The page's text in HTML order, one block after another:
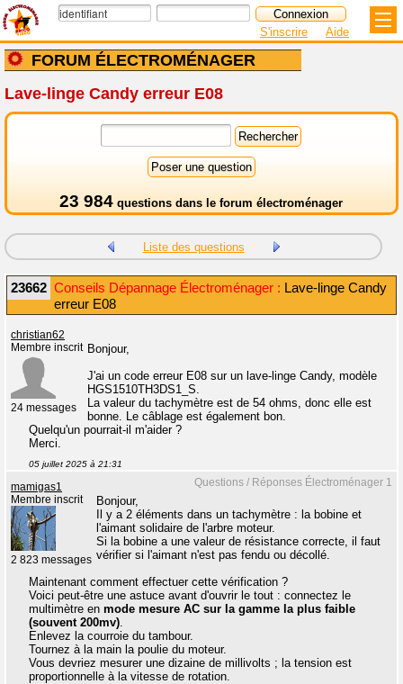
FORUM ÉLECTROMÉNAGER
S'inscrire Aide
Lave-linge Candy erreur E08
23 984 questions dans le forum électroménager
Liste des questions
23662 Conseils Dépannage Électroménager : Lave-linge Candy
erreur E08
christian62
Membre inscrit
24 messages
Bonjour,
J'ai un code erreur E08 sur un lave-linge Candy, modèle
HGS1510TH3DS1_S.
La valeur du tachymètre est de 54 ohms, donc elle est
bonne. Le câblage est également bon.
Quelqu'un pourrait-il m'aider ?
Merci.
05 juillet 2025 à 21:31
Questions / Réponses Électroménager 1
mamigas1
Membre inscrit
2 823 messages
Bonjour,
Il y a 2 éléments dans un tachymètre : la bobine et
l'aimant solidaire de l'arbre moteur.
Si la bobine a une valeur de résistance correcte, il faut
vérifier si l'aimant n'est pas fendu ou décollé.
Maintenant comment effectuer cette vérification ?
Voici peut-être une astuce avant d'ouvrir le tout : connectez le
multimètre en mode mesure AC sur la gamme la plus faible
(souvent 200mv).
Enlevez la courroie du tambour.
Tournez à la main la poulie du moteur.
Vous devriez mesurer une dizaine de millivolts ; la tension est
proportionnelle à la vitesse de rotation.